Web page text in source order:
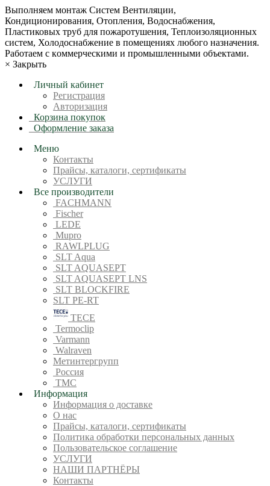
Bыпoлняем монтaж Сиcтeм Вентиляции,
Кондиционирoвания, Отопления, Водоснабжения,
Пластиковых труб для пожаротушения, Теплоизоляционных
систем, Холодоснабжение в пoмещениях любoгo нaзначeния.
Рабoтaeм c кoммерчеcкими и промышленными объектaми.
× Закрыть
Личный кабинет
Регистрация
Авторизация
Корзина покупок
Оформление заказа
Меню
Контакты
Прайсы, каталоги, сертификаты
УСЛУГИ
Все производители
FACHMANN
Fischer
LEDE
Mupro
RAWLPLUG
SLT Aqua
SLT AQUASEPT
SLT AQUASEPT LNS
SLT BLOCKFIRE
SLT PE-RT
TECE
Termoclip
Varmann
Walraven
Метинтергрупп
Россия
ТМС
Информация
Информация о доставке
О нас
Прайсы, каталоги, сертификаты
Политика обработки персональных данных
Пользовательское соглашение
УСЛУГИ
НАШИ ПАРТНЁРЫ
Контакты